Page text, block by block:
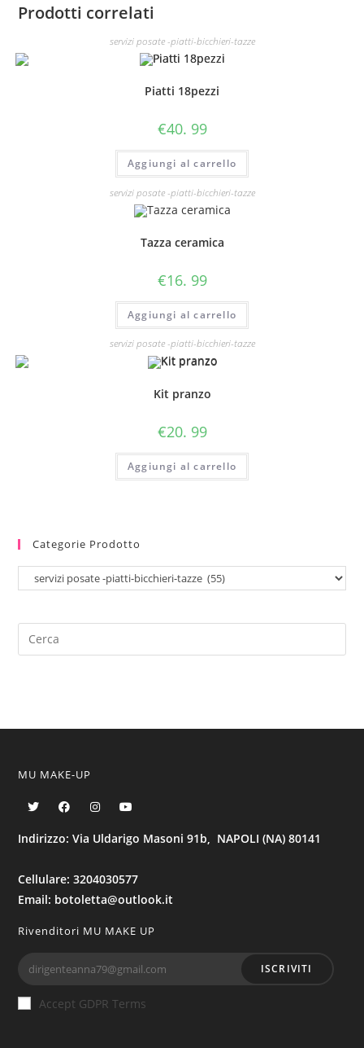
Prodotti correlati
servizi posate -piatti-bicchieri-tazze
Piatti 18pezzi
€40. 99
Aggiungi al carrello
servizi posate -piatti-bicchieri-tazze
Tazza ceramica
€16. 99
Aggiungi al carrello
servizi posate -piatti-bicchieri-tazze
Kit pranzo
€20. 99
Aggiungi al carrello
Categorie Prodotto
MU MAKE-UP
Indirizzo: Via Uldarigo Masoni 91b, NAPOLI (NA) 80141
Cellulare: 3204030577
Email: botoletta@outlook.it
Rivenditori MU MAKE UP
ISCRIVITI
Accept GDPR Terms